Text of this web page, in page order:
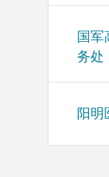
国军
务处
阳明